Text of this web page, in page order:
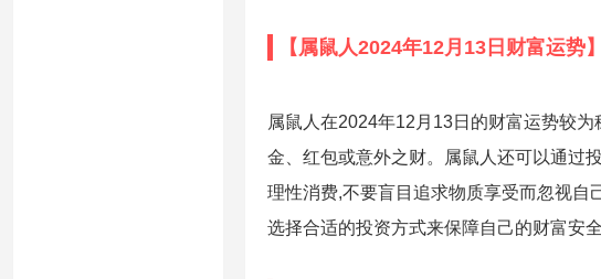
【属鼠人2024年12月13日财富运势】
属鼠人在2024年12月13日的财富运势较
金、红包或意外之财。属鼠人还可以通过
理性消费,不要盲目追求物质享受而忽视自
选择合适的投资方式来保障自己的财富安全